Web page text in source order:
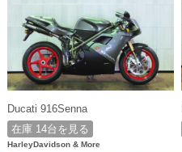
Ducati 916Senna
在庫 14台を見る
HarleyDavidson & More